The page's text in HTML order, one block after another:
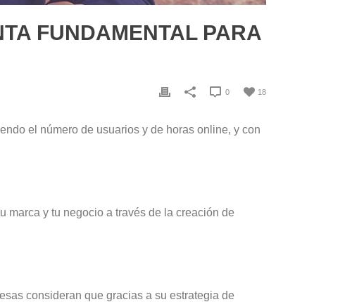
FUNDAMENTAL PARA
18
0
el número de usuarios y de horas online, y con
marca y tu negocio a través de la creación de
consideran que gracias a su estrategia de